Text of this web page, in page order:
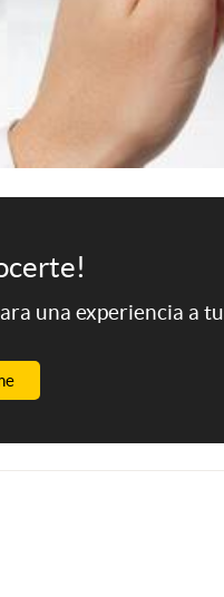
una experiencia a tu